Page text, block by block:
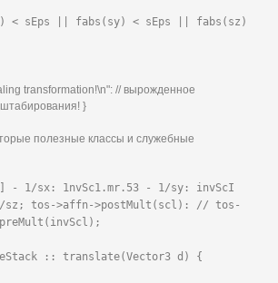
< sEps || fabs(sy) < sEps || fabs(sz)
transformation!\n": // вырожденное
}
полезные классы и служебные
- 1/sx: 1nvSc1.mr.53 - 1/sy: invScI
sz; tos->affn->postMult(scl): // tos-
:: translate(Vector3 d) {